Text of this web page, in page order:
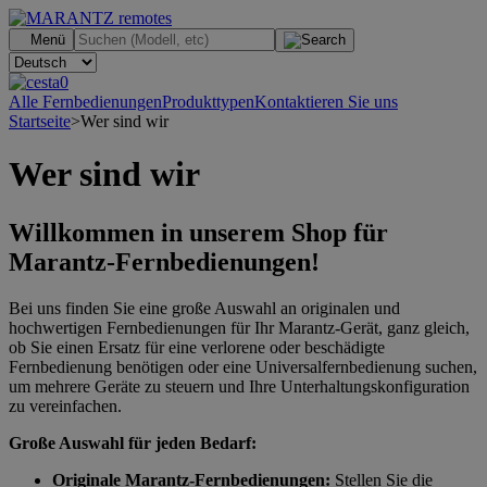
Menü
0
Alle FernbedienungenProdukttypenKontaktieren Sie uns
Startseite>Wer sind wir
Wer sind wir
Willkommen in unserem Shop für
Marantz-Fernbedienungen!
Bei uns finden Sie eine große Auswahl an originalen und
hochwertigen Fernbedienungen für Ihr Marantz-Gerät, ganz gleich,
ob Sie einen Ersatz für eine verlorene oder beschädigte
Fernbedienung benötigen oder eine Universalfernbedienung suchen,
um mehrere Geräte zu steuern und Ihre Unterhaltungskonfiguration
zu vereinfachen.
Große Auswahl für jeden Bedarf:
Originale Marantz-Fernbedienungen: Stellen Sie die